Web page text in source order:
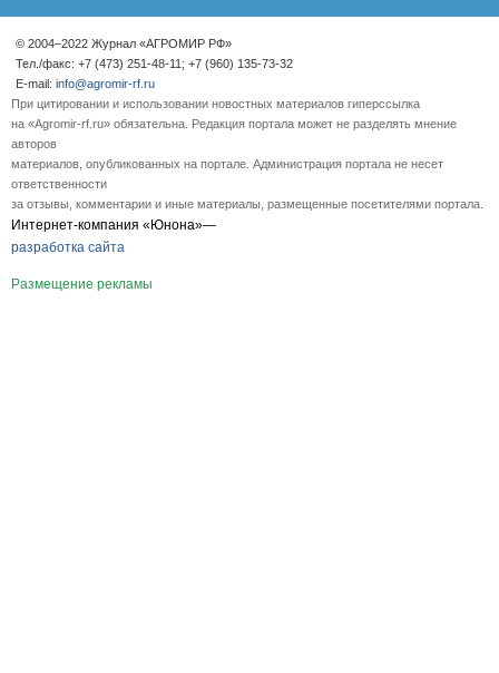
© 2004–2022 Журнал «АГРОМИР РФ»
Тел./факс: +7 (473) 251-48-11; +7 (960) 135-73-32
E-mail: info@agromir-rf.ru
При цитировании и использовании новостных материалов гиперссылка
на «Agromir-rf.ru» обязательна. Редакция портала может не разделять мнение
авторов
материалов, опубликованных на портале. Администрация портала не несет
ответственности
за отзывы, комментарии и иные материалы, размещенные посетителями портала.
Интернет-компания «Юнона»—
разработка сайта
Размещение рекламы